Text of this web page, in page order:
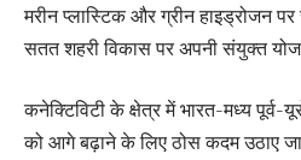
मरीन प्लास्टिक और ग्रीन हाइड्रोजन
सतत शहरी विकास पर अपनी संयुक्त
कनेक्टिविटी के क्षेत्र में भारत-मध्य पूर्व-
को आगे बढ़ाने के लिए ठोस कदम उठाए